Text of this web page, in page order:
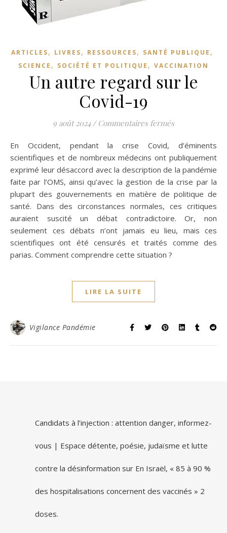
ARTICLES, LIVRES, RESSOURCES, SANTÉ PUBLIQUE ,
SCIENCE , SOCIÉTÉ ET POLITIQUE , VACCINATION
Un autre regard sur le
Covid-19
9 août 2024 / Commentaires ferméssur Un autre
En Occident, pendant la crise Covid, d’éminents
scientifiques et de nombreux médecins ont publiquement
exprimé leur désaccord avec la description de la pandémie
faite par l’OMS, ainsi qu’avec la gestion de la crise par la
plupart des gouvernements en matière de politique de
santé. Dans des circonstances normales, ces critiques
auraient suscité un débat contradictoire. Or, non
seulement ces débats n’ont jamais eu lieu, mais ces
scientifiques ont été censurés et traités comme des
parias. Comment comprendre cette situation ?
LIRE LA SUITE
Vigilance Pandémie
Candidats à l’injection : attention danger, informez-
vous | Espace détente, poésie, judaïsme et lutte
contre la désinformation sur En Israël, « 85 à 90 %
des hospitalisations concernent des vaccinés » 2
doses.